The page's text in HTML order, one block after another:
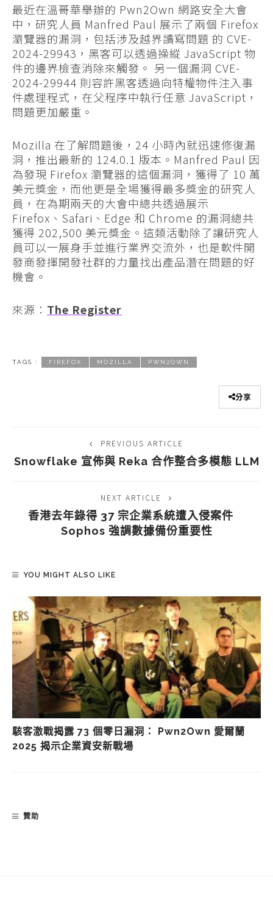
最近在溫哥華舉辦的 Pwn2Own 網路安全大會
中，研究人員 Manfred Paul 展示了兩個 Firefox
瀏覽器的漏洞，包括涉及越界讀寫問題 的 CVE-
2024-29943，黑客可以透過操縱 JavaScript 物
件的邊界檢查消除來觸發。 另一個漏洞 CVE-
2024-29944 則容許黑客透過向特權物件注入事
件處理程式，在父程序中執行任意 JavaScript，
問題更加嚴重。
Mozilla 在了解問題後，24 小時內就迅速修復漏
洞，推出最新的 124.0.1 版本。Manfred Paul 因
為發現 Firefox 瀏覽器的這個漏洞，獲得了 10 萬
美元獎金，而他更是全場獲得最多獎金的研究人
員，在為期兩天的大會中總共透過展示
Firefox、Safari、Edge 和 Chrome 的漏洞總共
獲得 202,500 美元獎金。這類活動除了讓研究人
員可以一展身手並進行業界交流外，也是軟件開
發商發揮開發社群的力量找出產品潛在問題的好
機會。
來源： The Register
TAGS : FIREFOX MOZILLA PWN2OWN
分享
PREVIOUS ARTICLE
Snowflake 宣佈與 Reka 合作整合多模態 LLM
NEXT ARTICLE
香港去年錄得 37 宗企業系統遭入侵案件
Sophos 強調數據備份重要性
YOU MIGHT ALSO LIKE
駭客激戰揭露 73 個零日漏洞： Pwn2Own 愛爾蘭
2025 揭示企業資安新戰場
贊助